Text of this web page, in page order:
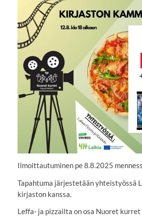
Ilmoittautuminen pe 8.8.2025
Tapahtuma järjestetään yhteistyössä
kirjaston kanssa.
Leffa- ja pizzailta on osa Nuoret kurret